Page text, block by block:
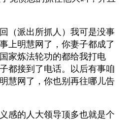
（派出所抓人）我可是没事
上明慧网了，你妻子都成了
家炼法轮功的都给我打电
都接到了电话。以后有事咱
慧网了，你也别再往哪儿告
感的人大领导顶多也就是个